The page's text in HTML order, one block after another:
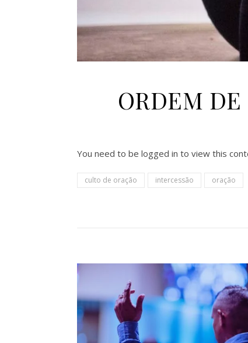
ORDEM
You need to be logged in to view this
culto de oração intercessão oração